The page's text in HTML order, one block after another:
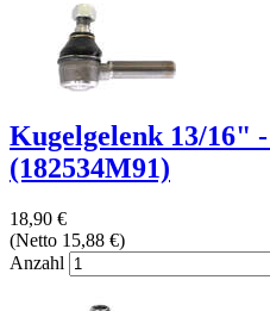
Kugelgelenk 13/16"
(182534M91)
18,90 €
(Netto 15,88 €)
Anzahl